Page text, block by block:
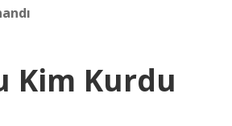
Kim Kurdu